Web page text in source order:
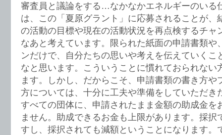
審査員と議論をする…なかなかエネルギーのいる
は、この「夏原グラント」に応募されることが、
の活動の目標や現在の活動状況を再点検するチャ
なあと考えています。限られた紙面の申請書類や
ンだけで、自分たちの思いや考えを伝えていくこ
なと思います。こういうことに慣れておられない
ます。しかし、だからこそ、申請書類の書き方や
方については、十分に工夫や準備をしていただき
すべての団体に、申請されたまま金額の助成金を
ません。助成できるお金も上限があります。採択
すし、採択されても減額ということになります。